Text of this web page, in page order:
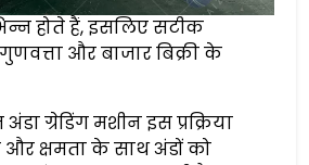
होते हैं, इसलिए सटीक
और बाजार बिक्री के
ग्रेडिंग मशीन इस प्रक्रिया
और क्षमता के साथ अंडों को